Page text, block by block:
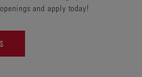
and apply today!